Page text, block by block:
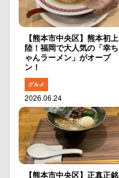
【熊本市中央区】熊本初上
陸！福岡で大人気の「幸ち
ゃんラーメン」がオープ
ン！
グルメ
2026.06.24
【熊本市中央区】正真正銘